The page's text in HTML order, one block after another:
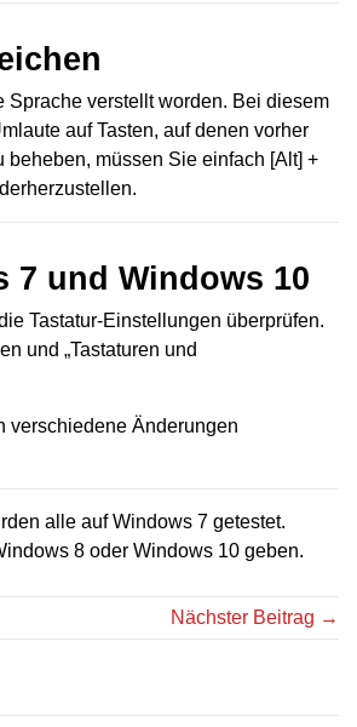
Sprache verstellt worden. Bei diesem
auf Tasten, auf denen vorher
müssen Sie einfach [Alt] +
7 und Windows 10
Tastatur-Einstellungen überprüfen.
und „Tastaturen und
verschiedene Änderungen
alle auf Windows 7 getestet.
8 oder Windows 10 geben.
Nächster Beitrag →